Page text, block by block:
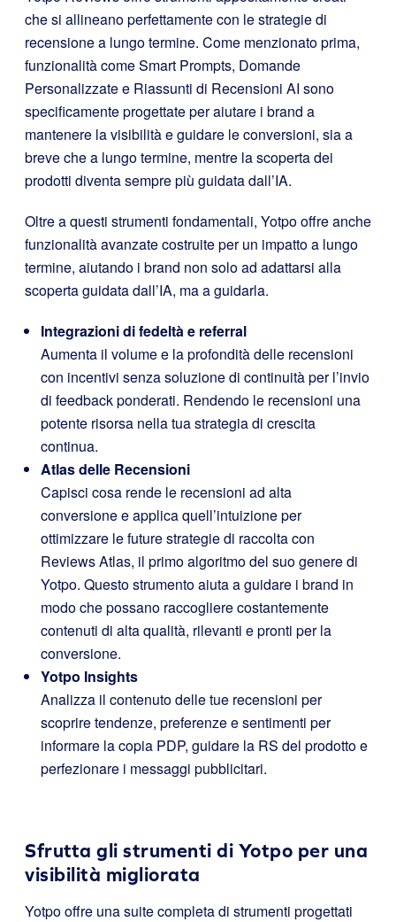
che si allineano perfettamente con le strategie di
recensione a lungo termine. Come menzionato prima,
funzionalità come Smart Prompts, Domande
Personalizzate e Riassunti di Recensioni AI sono
specificamente progettate per aiutare i brand a
mantenere la visibilità e guidare le conversioni, sia a
breve che a lungo termine, mentre la scoperta dei
prodotti diventa sempre più guidata dall’IA.
Oltre a questi strumenti fondamentali, Yotpo offre anche
funzionalità avanzate costruite per un impatto a lungo
termine, aiutando i brand non solo ad adattarsi alla
scoperta guidata dall’IA, ma a guidarla.
Integrazioni di fedeltà e referral
Aumenta il volume e la profondità delle recensioni
con incentivi senza soluzione di continuità per l’invio
di feedback ponderati. Rendendo le recensioni una
potente risorsa nella tua strategia di crescita
continua.
Atlas delle Recensioni
Capisci cosa rende le recensioni ad alta
conversione e applica quell’intuizione per
ottimizzare le future strategie di raccolta con
Reviews Atlas, il primo algoritmo del suo genere di
Yotpo. Questo strumento aiuta a guidare i brand in
modo che possano raccogliere costantemente
contenuti di alta qualità, rilevanti e pronti per la
conversione.
Yotpo Insights
Analizza il contenuto delle tue recensioni per
scoprire tendenze, preferenze e sentimenti per
informare la copia PDP, guidare la RS del prodotto e
perfezionare i messaggi pubblicitari.
Sfrutta gli strumenti di Yotpo per una
visibilità migliorata
Yotpo offre una suite completa di strumenti progettati